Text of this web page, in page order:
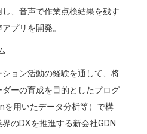
、音声で作業点検結果を残す
プリを開発。
ョン活動の経験を通して、将
ーの育成を目的としたプログ
を用いたデータ分析等）で構
のDXを推進する新会社GDN